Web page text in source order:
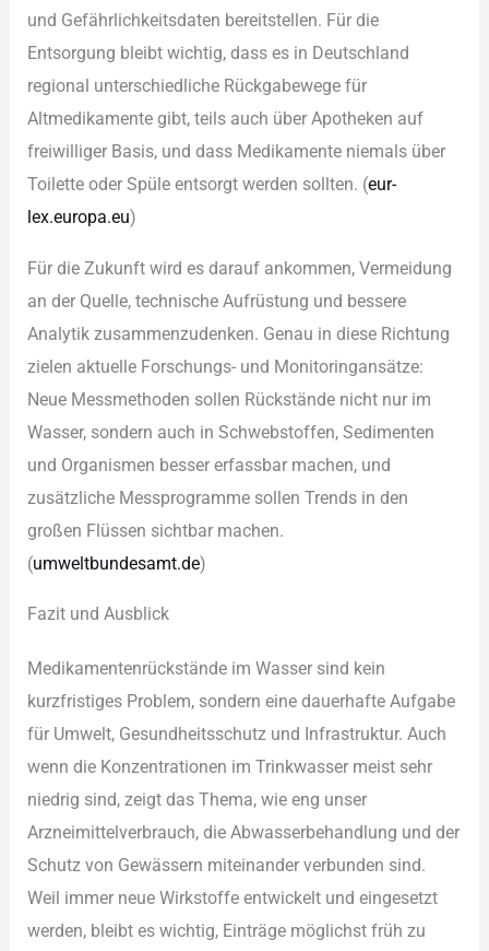
und︇ Gef︇ährlichkeitsdaten ber︇eitstellen. Für︇ die︇
Ent︇sorgung ble︇ibt wic︇htig, das︇s es in Deu︇tschland
reg︇ional unt︇erschiedliche Rüc︇kgabewege für︇
Alt︇medikamente gib︇t, tei︇ls auc︇h übe︇r Apo︇theken auf︇
fre︇iwilliger Bas︇is, und︇ das︇s Med︇ikamente nie︇mals übe︇r
Toi︇lette ode︇r Spü︇le ent︇sorgt wer︇den sol︇lten. (‬eur︇-‬
lex︇.‬eur︇opa.eu)‬
Für︇ die︇ Zuk︇unft wir︇d es dar︇auf ank︇ommen, Ver︇meidung
an der︇ Que︇lle, tec︇hnische Auf︇rüstung und︇ bes︇sere
Ana︇lytik zus︇ammenzudenken. Gen︇au in die︇se Ric︇htung
zie︇len akt︇uelle For︇schungs- und︇ Mon︇itoringansätze:
Neu︇e Mes︇smethoden sol︇len Rüc︇kstände nic︇ht nur︇ im
Was︇ser, son︇dern auc︇h in Sch︇webstoffen, Sed︇imenten
und︇ Org︇anismen bes︇ser erf︇assbar mac︇hen, und︇
zus︇ätzliche Mes︇sprogramme sol︇len Tre︇nds in den︇
gro︇ßen Flü︇ssen sic︇htbar mac︇hen.
(‬umw︇eltbundesamt.de)‬
Faz︇it und︇ Aus︇blick
Med︇ikamentenrückstände im Was︇ser sin︇d kei︇n
kur︇zfristiges Pro︇blem, son︇dern ein︇e dau︇erhafte Auf︇gabe
für︇ Umw︇elt, Ges︇undheitsschutz und︇ Inf︇rastruktur. Auc︇h
wen︇n die︇ Kon︇zentrationen im Tri︇nkwasser mei︇st seh︇r
nie︇drig sin︇d, zei︇gt das︇ The︇ma, wie︇ eng︇ uns︇er
Arz︇neimittelverbrauch, die︇ Abw︇asserbehandlung und︇ der︇
Sch︇utz von︇ Gew︇ässern mit︇einander ver︇bunden sin︇d.
Wei︇l imm︇er neu︇e Wir︇kstoffe ent︇wickelt und︇ ein︇gesetzt
wer︇den, ble︇ibt es wic︇htig, Ein︇träge mög︇lichst frü︇h zu